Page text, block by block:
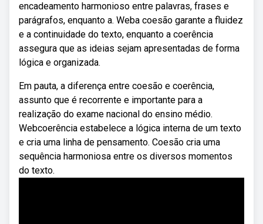
encadeamento harmonioso entre palavras, frases e
parágrafos, enquanto a. Weba coesão garante a fluidez
e a continuidade do texto, enquanto a coerência
assegura que as ideias sejam apresentadas de forma
lógica e organizada.
Em pauta, a diferença entre coesão e coerência,
assunto que é recorrente e importante para a
realização do exame nacional do ensino médio.
Webcoerência estabelece a lógica interna de um texto
e cria uma linha de pensamento. Coesão cria uma
sequência harmoniosa entre os diversos momentos
do texto.